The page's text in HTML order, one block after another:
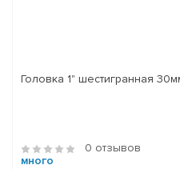
Головка 1" шестигранная
0 отзывов
много